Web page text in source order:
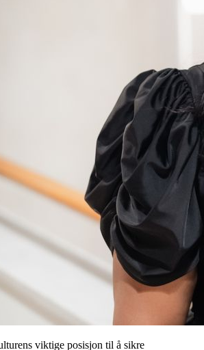
viktige posisjon til å sikre